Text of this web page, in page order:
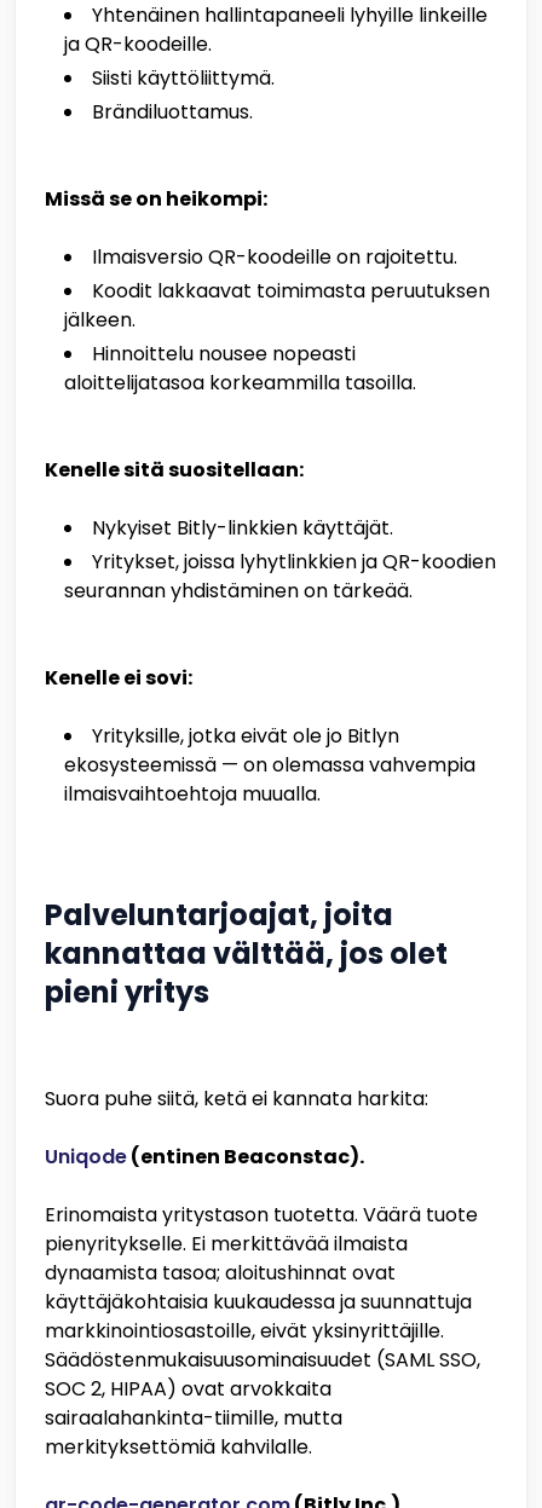
Yhtenäinen hallintapaneeli lyhyille linkeille
ja QR-koodeille.
Siisti käyttöliittymä.
Brändiluottamus.
Missä se on heikompi:
Ilmaisversio QR-koodeille on rajoitettu.
Koodit lakkaavat toimimasta peruutuksen
jälkeen.
Hinnoittelu nousee nopeasti
aloittelijatasoa korkeammilla tasoilla.
Kenelle sitä suositellaan:
Nykyiset Bitly-linkkien käyttäjät.
Yritykset, joissa lyhytlinkkien ja QR-koodien
seurannan yhdistäminen on tärkeää.
Kenelle ei sovi:
Yrityksille, jotka eivät ole jo Bitlyn
ekosysteemissä — on olemassa vahvempia
ilmaisvaihtoehtoja muualla.
Palveluntarjoajat, joita
kannattaa välttää, jos olet
pieni yritys
Suora puhe siitä, ketä ei kannata harkita:
Uniqode(entinen Beaconstac).
Erinomaista yritystason tuotetta. Väärä tuote
pienyritykselle. Ei merkittävää ilmaista
dynaamista tasoa; aloitushinnat ovat
käyttäjäkohtaisia kuukaudessa ja suunnattuja
markkinointiosastoille, eivät yksinyrittäjille.
Säädöstenmukaisuusominaisuudet (SAML SSO,
SOC 2, HIPAA) ovat arvokkaita
sairaalahankinta-tiimille, mutta
merkityksettömiä kahvilalle.